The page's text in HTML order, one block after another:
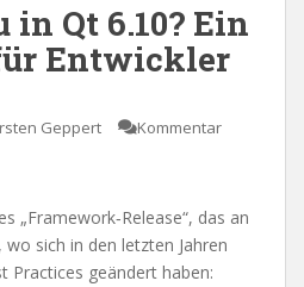
in Qt 6.10? Ein
Entwickler
Geppert
Kommentar
„Framework‑Release“, das an
sich in den letzten Jahren
Practices geändert haben: